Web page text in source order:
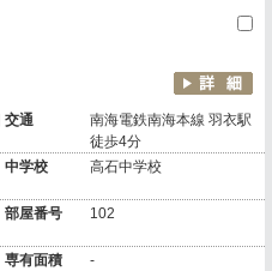
交通
南海電鉄南海本線 羽衣駅
徒歩4分
中学校 高石中学校
部屋番号 102
専有面積 -